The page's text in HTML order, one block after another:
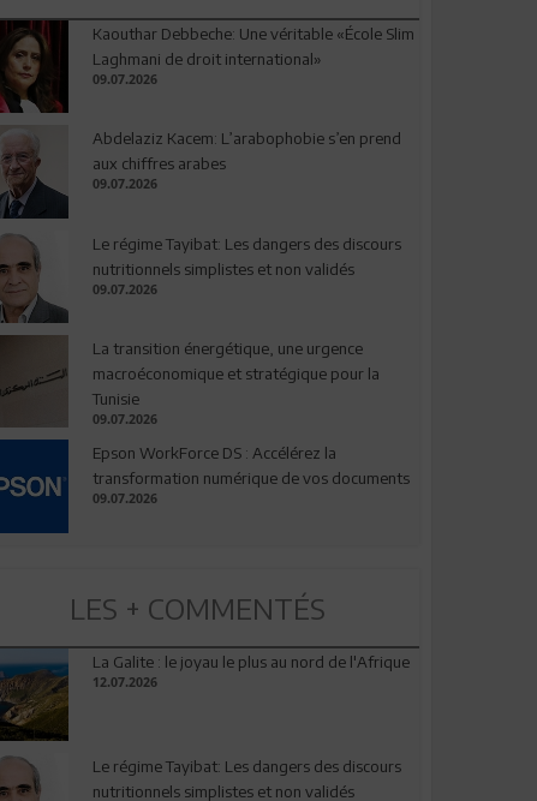
Kaouthar Debbeche: Une véritable «École Slim
Laghmani de droit international»
09.07.2026
Abdelaziz Kacem: L’arabophobie s’en prend
aux chiffres arabes
09.07.2026
Le régime Tayibat: Les dangers des discours
nutritionnels simplistes et non validés
09.07.2026
La transition énergétique, une urgence
macroéconomique et stratégique pour la
Tunisie
09.07.2026
Epson WorkForce DS : Accélérez la
transformation numérique de vos documents
09.07.2026
LES + COMMENTÉS
La Galite : le joyau le plus au nord de l'Afrique
12.07.2026
Le régime Tayibat: Les dangers des discours
nutritionnels simplistes et non validés